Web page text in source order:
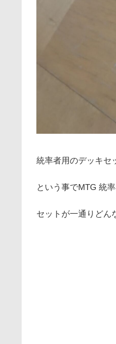
統率者用のデッキセ
という事でMTG 統
セットが一通りどん